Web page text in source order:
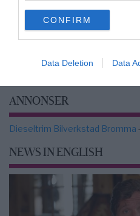
use your data for below
consent section.
CONFIRM
Data Deletion Data
2000-
ANNONSER
Dieseltrim Bilverkstad Bromma
NEWS IN ENGLISH